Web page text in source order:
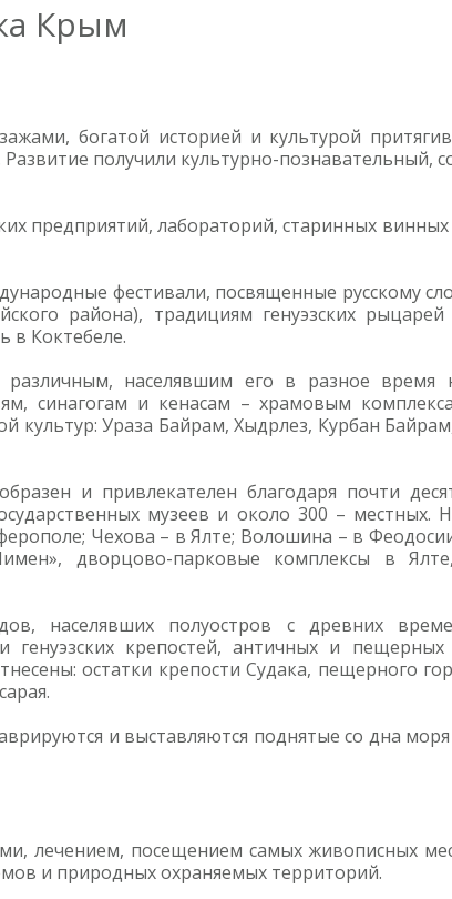
Крым
богатой историей и культурой
получили культурно-познавательный,
предприятий, лабораторий, старинных
фестивали, посвященные русскому
района), традициям генуэзских рыцарей
в Коктебеле.
различным, населявшим его в разное время
синагогам и кенасам – храмовым
культур: Ураза Байрам, Хыдрлез, Курбан
и привлекателен благодаря почти
музеев и около 300 – местных.
Чехова – в Ялте; Волошина – в
дворцово-парковые комплексы в
населявших полуостров с древних
генуэзских крепостей, античных и
остатки крепости Судака, пещерного
и выставляются поднятые со дна
лечением, посещением самых живописных
и природных охраняемых территорий.